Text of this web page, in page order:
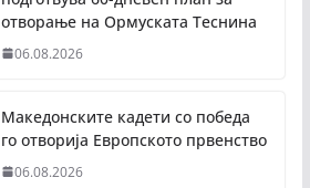
отворање на Ормуската Теснина
06.08.2026
Македонските кадети со победа
го отворија Европското првенство
06.08.2026